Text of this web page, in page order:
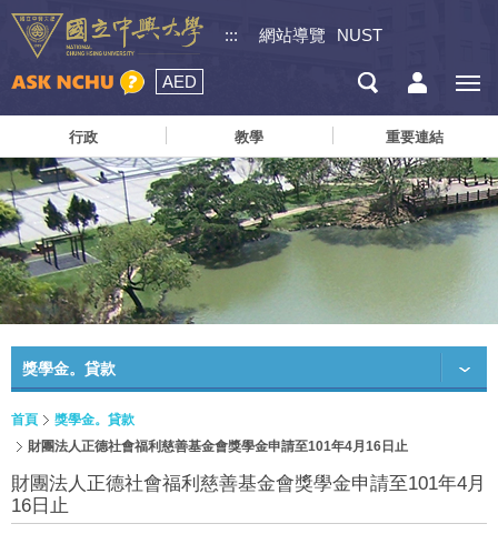
::: 網站導覽 NUST
AED
行政 教學 重要連結
獎學金。貸款
首頁
獎學金。貸款
財團法人正德社會福利慈善基金會獎學金申請至101年4月16日止
財團法人正德社會福利慈善基金會獎學金申請至101年4月
16日止